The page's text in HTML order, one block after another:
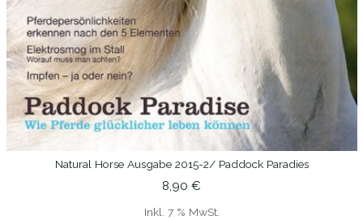
IN DEN WARENKORB
Natural Horse Ausgabe 2015-2/ Paddock Paradies
8,90 €
Inkl. 7 % MwSt.